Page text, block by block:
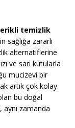
temizlik
sağlığa zararlı
alternatiflerine
ve sarı kutularla
mucizevi bir
artık çok kolay.
bu doğal
zamanda